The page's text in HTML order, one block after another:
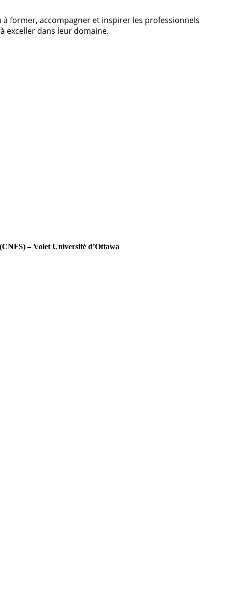
à former, accompagner et inspirer les professionnels
exceller dans leur domaine.
– Volet Université d’Ottawa